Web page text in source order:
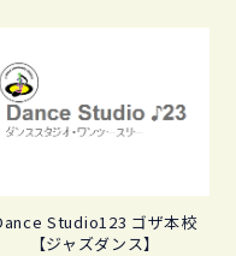
Studio123 ゴザ本校
【ジャズダンス】